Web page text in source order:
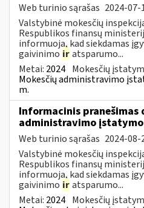
Web turinio sąrašas 2024-07-
Valstybinė mokesčių
Respublikos finansų
informuoja, kad siekdamas
gaivinimo iratsparumo...
Metai: 2024 Mokesčių
Mokesčių administravimo
m.
Informacinis pranešimas
administravimo įstatymo
Web turinio sąrašas 2024-08-
Valstybinė mokesčių
Respublikos finansų
informuoja, kad siekdamas
gaivinimo iratsparumo...
Metai: 2024 Mokesčių